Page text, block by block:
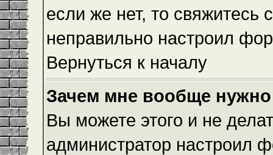
если же нет, то свяжитесь
неправильно настроил
Вернуться к началу
Зачем мне вообще нужно
Вы можете этого и не
администратор настроил